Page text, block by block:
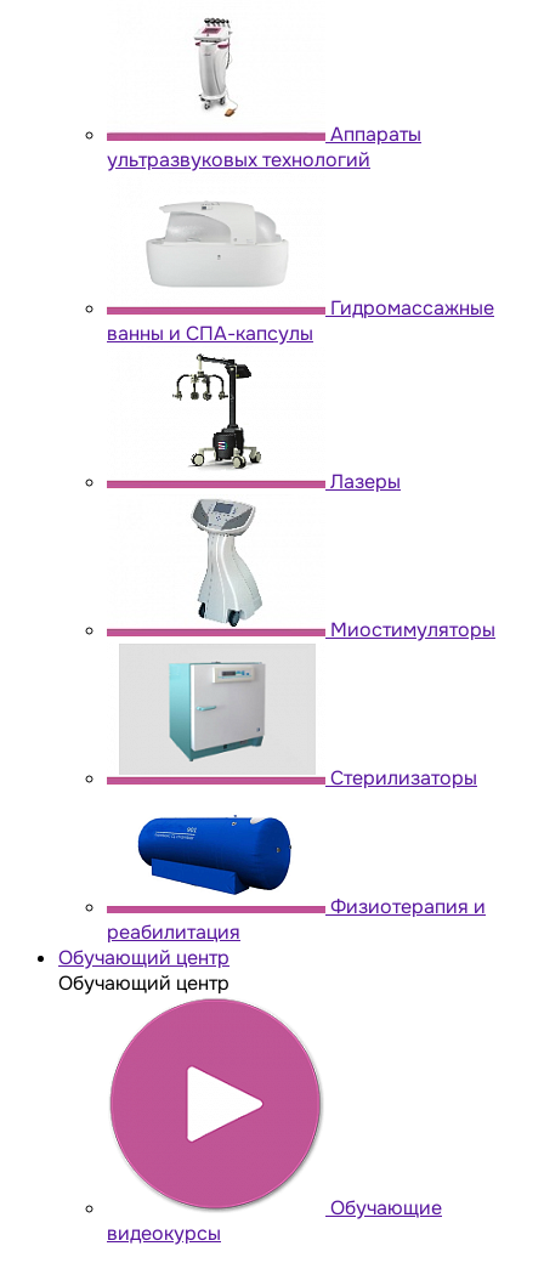
Аппараты
ультразвуковых технологий
Гидромассажные
ванны и СПА-капсулы
Лазеры
Миостимуляторы
Стерилизаторы
Физиотерапия и
реабилитация
Обучающий центр
Обучающий центр
Обучающие
видеокурсы